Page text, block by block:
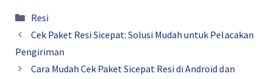
Kategori
Resi
Cek Paket Resi Sicepat: Solusi Mudah untuk Pelacakan
Pengiriman
Cara Mudah Cek Paket Sicepat Resi di Android dan